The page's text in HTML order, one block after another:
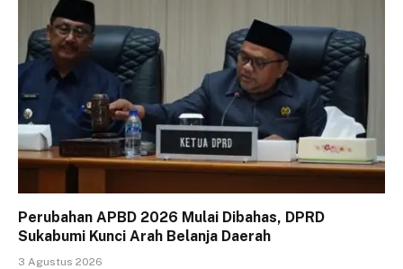
Perubahan APBD 2026 Mulai Dibahas, DPRD
Sukabumi Kunci Arah Belanja Daerah
3 Agustus 2026